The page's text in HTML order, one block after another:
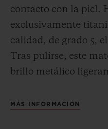
contacto con la piel.
exclusivamente
calidad, de grado 5,
Tras pulirse, este
brillo metálico
MÁS INFORMACIÓN